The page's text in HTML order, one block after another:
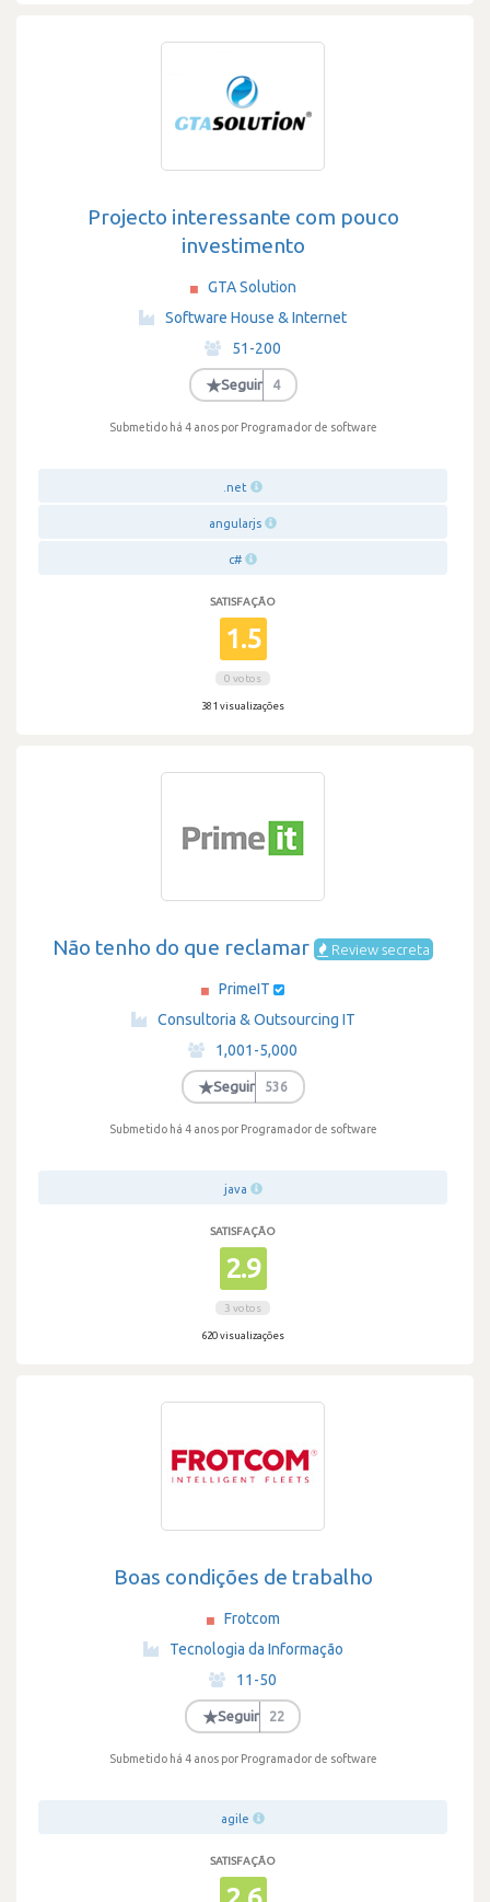
Projecto interessante com pouco
investimento
GTA Solution
Software House & Internet
·
51-200
·
★Seguir 4
Submetido há 4 anos por Programador de software
.net
angularjs
c#
SATISFAÇÃO
1.5
0 votos
381 visualizações
Não tenho do que reclamar Review secreta
PrimeIT
·
Consultoria & Outsourcing IT
·
1,001-5,000
·
★Seguir 536
Submetido há 4 anos por Programador de software
java
SATISFAÇÃO
2.9
3 votos
620 visualizações
Boas condições de trabalho
Frotcom
Tecnologia da Informação
·
11-50
·
★Seguir 22
Submetido há 4 anos por Programador de software
agile
SATISFAÇÃO